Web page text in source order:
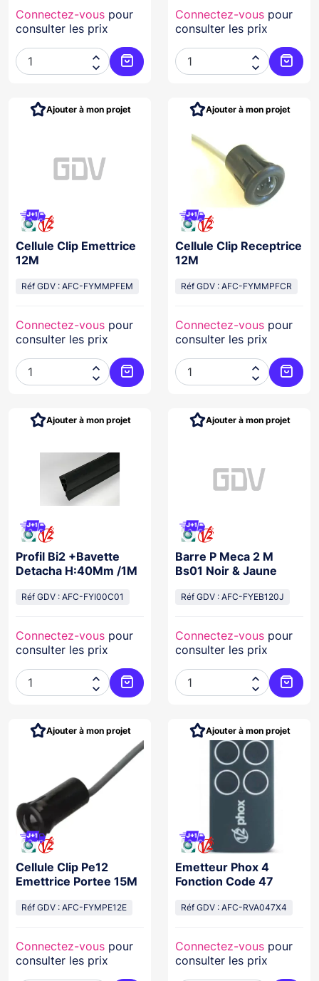
Connectez-vous pour
consulter les prix


Ajouter au panier
Connectez-vous pour
consulter les prix


Cellule Clip Emettrice
12M
Réf GDV : AFC-FYMMPFEM
Connectez-vous pour
consulter les prix


Ajouter au panier
Ajouter à mon projet
Cellule Clip Receptrice
12M
Réf GDV : AFC-FYMMPFCR
Connectez-vous pour
consulter les prix


Ajouter à mon projet
Profil Bi2 +Bavette
Detacha H:40Mm /1M
Réf GDV : AFC-FYI00C01
Connectez-vous pour
consulter les prix


Ajouter au panier
Ajouter à mon projet
Barre P Meca 2 M
Bs01 Noir & Jaune
Réf GDV : AFC-FYEB120J
Connectez-vous pour
consulter les prix


Ajouter à mon projet
Cellule Clip Pe12
Emettrice Portee 15M
Réf GDV : AFC-FYMPE12E
Connectez-vous pour
consulter les prix
Ajouter à mon projet
Emetteur Phox 4
Fonction Code 47
Réf GDV : AFC-RVA047X4
Connectez-vous pour
consulter les prix
Ajouter à mon projet